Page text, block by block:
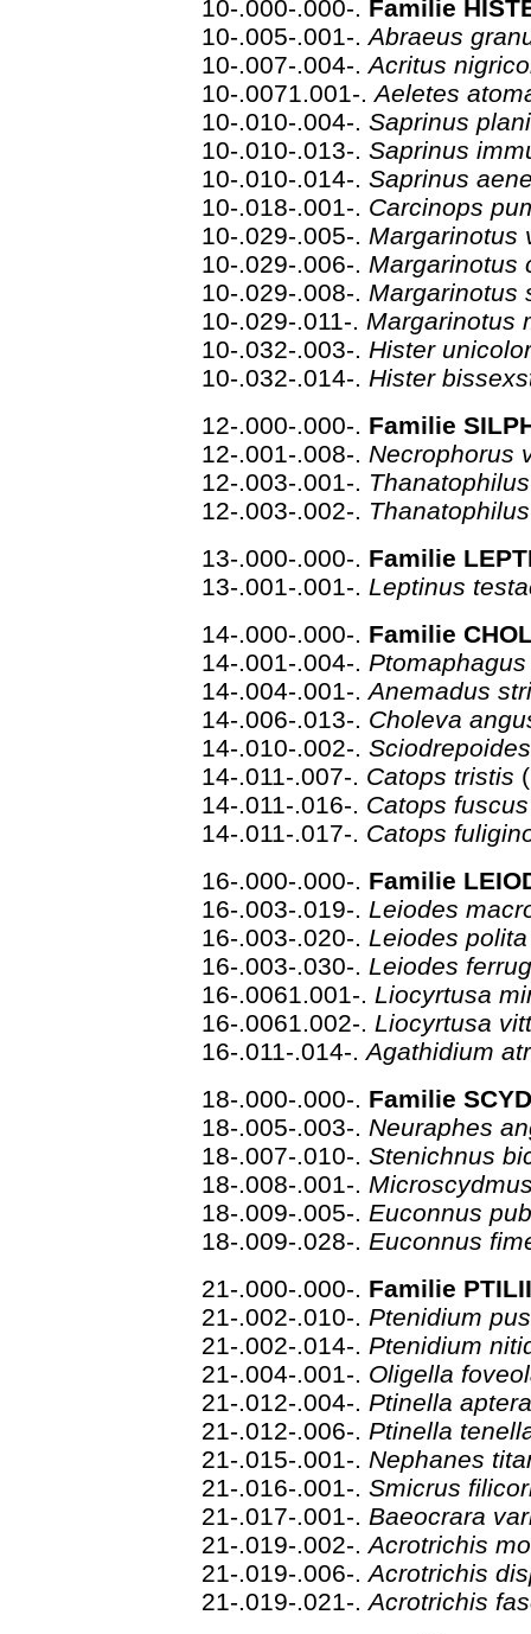
10-.000-.000-. Familie
10-.005-.001-.Abraeus
10-.007-.004-.Acritus
10-.0071.001-.Aeletes
10-.010-.004-. Saprinus
10-.010-.013-. Saprinus
10-.010-.014-. Saprinus
10-.018-.001-. Carcinops
10-.029-.005-. Margarinotus
10-.029-.006-. Margarinotus
10-.029-.008-. Margarinotus
10-.029-.011-. Margarinotus
10-.032-.003-. Hister
10-.032-.014-. Hister
12-.000-.000-. Familie
12-.001-.008-. Necrophorus
12-.003-.001-.
12-.003-.002-.
13-.000-.000-. Familie
13-.001-.001-. Leptinus
14-.000-.000-. Familie
14-.001-.004-.
14-.004-.001-.Anemadus
14-.006-.013-. Choleva
14-.010-.002-.
14-.011-.007-. Catops tristis
14-.011-.016-. Catops
14-.011-.017-. Catops
16-.000-.000-. Familie
16-.003-.019-. Leiodes
16-.003-.020-. Leiodes
16-.003-.030-. Leiodes
16-.0061.001-. Liocyrtusa
16-.0061.002-. Liocyrtusa
16-.011-.014-.Agathidium
18-.000-.000-. Familie
18-.005-.003-. Neuraphes
18-.007-.010-. Stenichnus
18-.008-.001-.
18-.009-.005-. Euconnus
18-.009-.028-. Euconnus
21-.000-.000-. Familie
21-.002-.010-. Ptenidium
21-.002-.014-. Ptenidium
21-.004-.001-. Oligella
21-.012-.004-. Ptinella
21-.012-.006-. Ptinella
21-.015-.001-. Nephanes
21-.016-.001-. Smicrus
21-.017-.001-. Baeocrara
21-.019-.002-.Acrotrichis
21-.019-.006-.Acrotrichis
21-.019-.021-.Acrotrichis